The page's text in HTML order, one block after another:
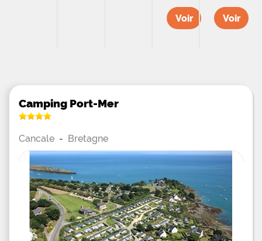
Voir Voir
Camping Port-Mer
Cancale - Bretagne